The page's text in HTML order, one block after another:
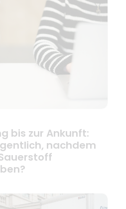
bis zur Ankunft:
nachdem